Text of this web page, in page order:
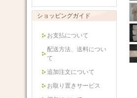
ショッピングガイド
お支払について
配送方法、送料につい
て
追加注文について
お取り置きサービス